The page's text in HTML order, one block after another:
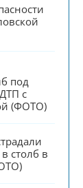
под
с
(ФОТО)
столб в